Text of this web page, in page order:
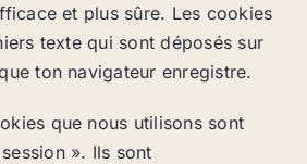
et plus sûre. Les cookies
texte qui sont déposés sur
ton navigateur enregistre.
que nous utilisons sont
». Ils sont